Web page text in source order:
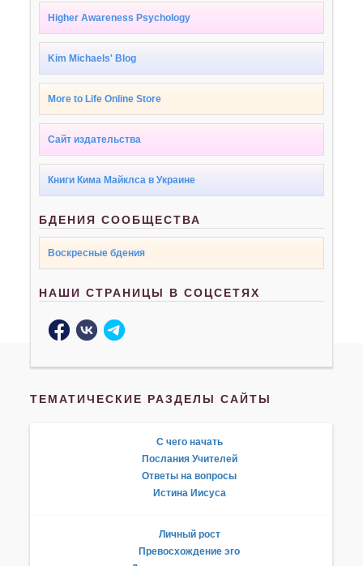
Higher Awareness Psychology
Kim Michaels' Blog
More to Life Online Store
Сайт издательства
Книги Кима Майклса в Украине
БДЕНИЯ СООБЩЕСТВА
Воскресные бдения
НАШИ СТРАНИЦЫ В СОЦСЕТЯХ
ТЕМАТИЧЕСКИЕ РАЗДЕЛЫ САЙТЫ
С чего начать
Послания Учителей
Ответы на вопросы
Истина Иисуса
Личный рост
Превосхождение эго